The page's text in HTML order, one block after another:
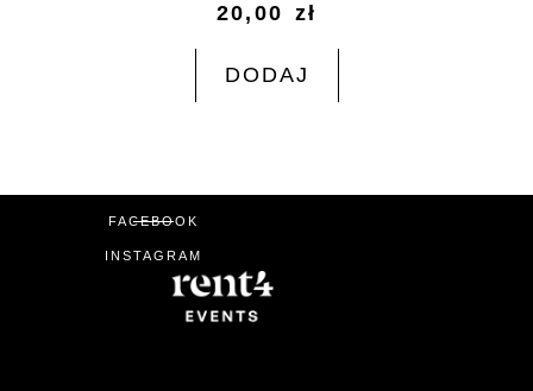
20,00 zł
DODAJ
FACEBOOK
INSTAGRAM